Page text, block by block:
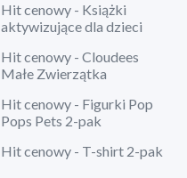
Hit cenowy - Książki
aktywizujące dla dzieci
Hit cenowy - Cloudees
Małe Zwierzątka
Hit cenowy - Figurki Pop
Pops Pets 2-pak
Hit cenowy - T-shirt 2-pak